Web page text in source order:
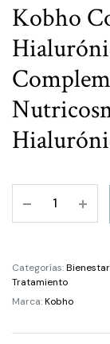
Kobho
Colágeno
Hialurónico
Duplo
2x20
Categorías:
Tratamiento
Marca:Kobho